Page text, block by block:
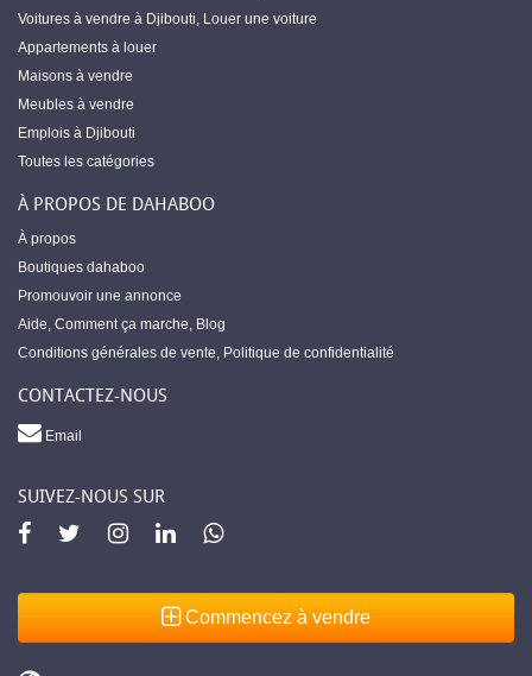
Voitures à vendre à Djibouti, Louer une voiture
Appartements à louer
Maisons à vendre
Meubles à vendre
Emplois à Djibouti
Toutes les catégories
À PROPOS DE DAHABOO
À propos
Boutiques dahaboo
Promouvoir une annonce
Aide, Comment ça marche, Blog
Conditions générales de vente, Politique de confidentialité
CONTACTEZ-NOUS
Email
SUIVEZ-NOUS SUR
Commencez à vendre